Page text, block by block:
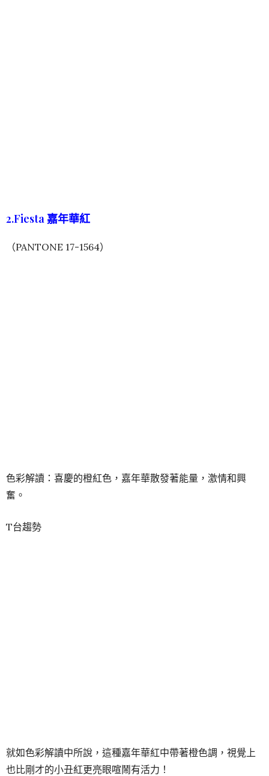
2.Fiesta 嘉年華紅
（PANTONE 17-1564）
色彩解讀：喜慶的橙紅色，嘉年華散發著能量，激情和興
奮。
T台趨勢
就如色彩解讀中所說，這種嘉年華紅中帶著橙色調，視覺上
也比剛才的小丑紅更亮眼喧鬧有活力！